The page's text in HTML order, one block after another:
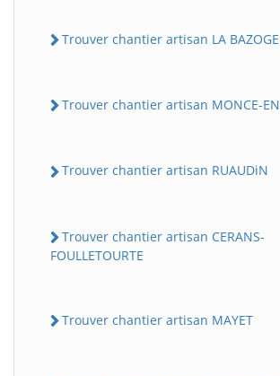
Trouver chantier artisan LA BAZOGE
Trouver chantier artisan MONCE-
Trouver chantier artisan RUAUDiN
Trouver chantier artisan CERANS-
FOULLETOURTE
Trouver chantier artisan MAYET